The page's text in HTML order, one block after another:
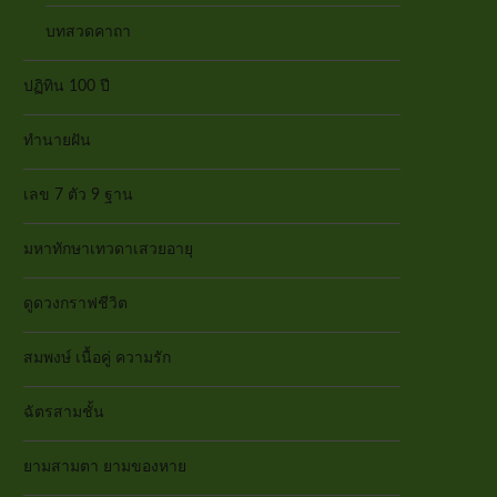
บทสวดคาถา
ปฏิทิน 100 ปี
ทำนายฝัน
เลข 7 ตัว 9 ฐาน
มหาทักษาเทวดาเสวยอายุ
ดูดวงกราฟชีวิต
สมพงษ์ เนื้อคู่ ความรัก
ฉัตรสามชั้น
ยามสามตา ยามของหาย